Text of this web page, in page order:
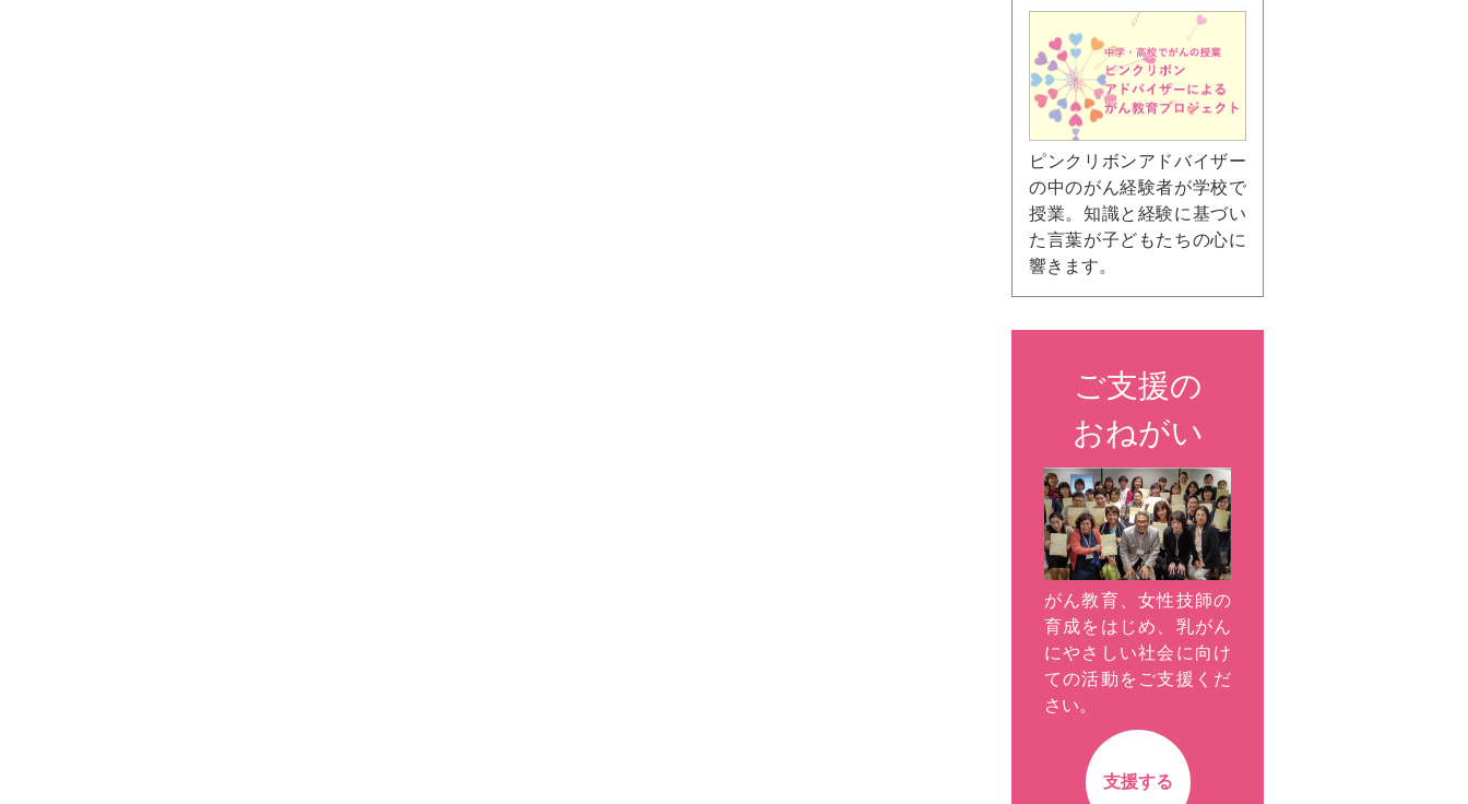
ピンクリボンアドバイザー
の中のがん経験者が学校で
授業。知識と経験に基づい
た言葉が子どもたちの心に
響きます。
ご支援の
おねがい
がん教育、女性技師の
育成をはじめ、乳がん
にやさしい社会に向け
ての活動をご支援くだ
さい。
支援する